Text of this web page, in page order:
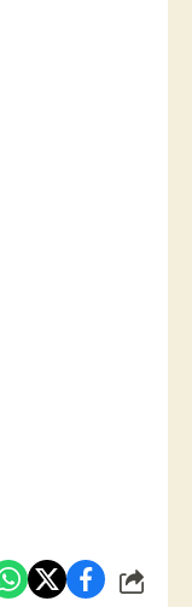
شارك